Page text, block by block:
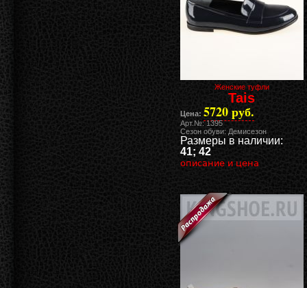
Женские туфли
Tais
Цена: 5720 руб.
Арт.№: 1395
Сезон обуви: Демисезон
Размеры в наличии:
41; 42
описание и цена